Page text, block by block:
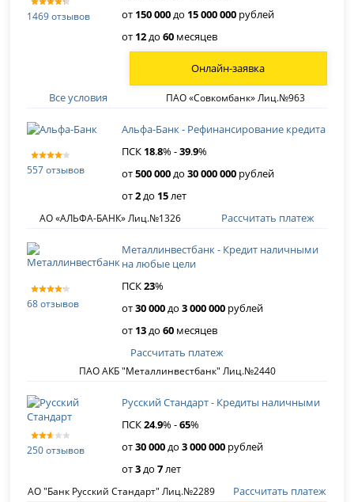
1469 отзывов
от 150 000до 15 000 000 рублей
от 12до60 месяцев
Все условия ПАО «Совкомбанк» Лиц.№963
Онлайн-заявка
557 отзывов
Альфа-Банк - Рефинансирование кредита
ПСК 18.8% -39.9%
от500 000до30 000 000 рублей
от2до 15лет
АО «АЛЬФА-БАНК» Лиц.№1326 Рассчитать платеж
68 отзывов
Металлинвестбанк - Кредит наличными
на любые цели
ПСК23%
от30 000до3 000 000 рублей
от 13до60 месяцев
ПАО АКБ "Металлинвестбанк" Лиц.№2440
Рассчитать платеж
250 отзывов
Русский Стандарт - Кредиты наличными
ПСК24.9% -65%
от30 000до3 000 000 рублей
от3до7лет
АО "Банк Русский Стандарт" Лиц.№2289 Рассчитать платеж